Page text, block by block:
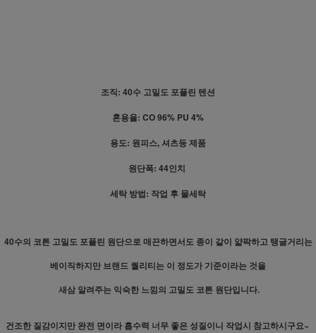
조직: 40수 고밀도 포플린 텐션
혼용율: CO 96% PU 4%
용도: 원피스, 셔츠등 제품
원단폭: 44인치
세탁 방법: 작업 후 물세탁
40수의 코튼 고밀도 포플린 원단으로 매끈하면서도 종이 같이 얇팍하고 탱글거리는
베이직하지만 브랜드 퀄리티는 이 정도가 기준이라는 것을
새삼 알려주는 익숙한 느낌의 고밀도 코튼 원단입니다.
건조한 질감이지만 완전 면이라 흡수력 너무 좋은 성질이니 작업시 참고하시구요~